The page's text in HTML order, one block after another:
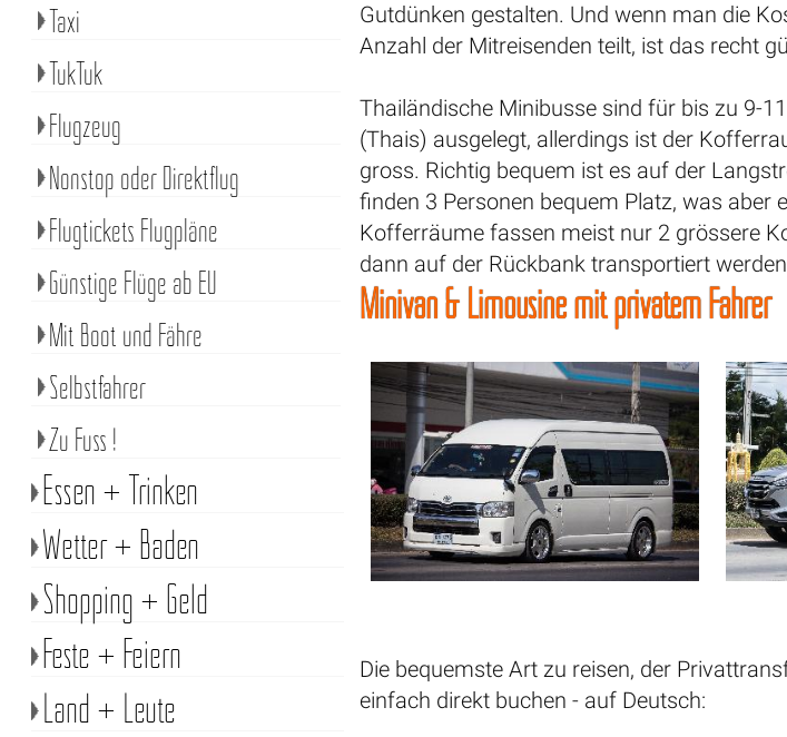
Gutdünken gestalten. Und wenn man die
Anzahl der Mitreisenden teilt, ist das recht
Thailändische Minibusse sind für bis zu 9-
(Thais) ausgelegt, allerdings ist der
gross. Richtig bequem ist es auf der
finden 3 Personen bequem Platz, was aber
Kofferräume fassen meist nur 2 grössere
dann auf der Rückbank transportiert
Minivan & Limousine mit privatem Fahrer
Die bequemste Art zu reisen, der
einfach direkt buchen - auf Deutsch:
Taxi
TukTuk
Flugzeug
Nonstop oder Direktflug
Flugtickets Flugpläne
Günstige Flüge ab EU
Mit Boot und Fähre
Selbstfahrer
Zu Fuss !
Essen + Trinken
Wetter + Baden
Shopping + Geld
Feste + Feiern
Land + Leute